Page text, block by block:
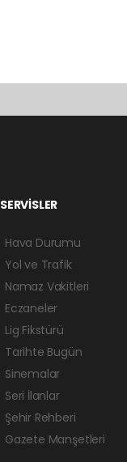
SERVİSLER
Hava Durumu
Yol ve Trafik
Namaz Vakitleri
Eczaneler
Lig Fikstürü
Tarihte Bugün
Sinemalar
Seri İlanlar
Şehir Rehberi
Gazete Manşetleri